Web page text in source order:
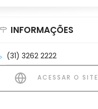
INFORMAÇÕES
(31) 3262 2222
ACESSAR O SITE